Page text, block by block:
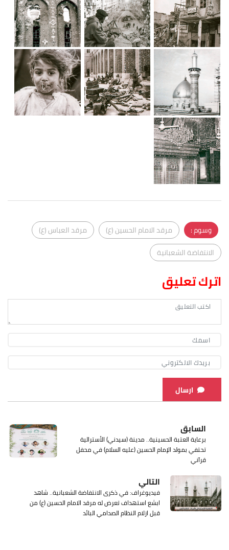
وسوم : مرقد الامام الحسين (ع)
مرقد العباس (ع)
الانتفاضة الشعبانية
اترك تعليق
ارسال
السابق
برعاية العتبة الحسينية.. مدينة (سيدني) الأسترالية
تحتفي بمولد الإمام الحسين (عليه السلام) في محفل
قرآني
التالي
فيديوغراف: في ذكرى الانتفاضة الشعبانية.. شاهد
ابشع استهداف تعرض له مرقد الامام الحسين (ع) من
قبل ازلام النظام الصدامي البائد